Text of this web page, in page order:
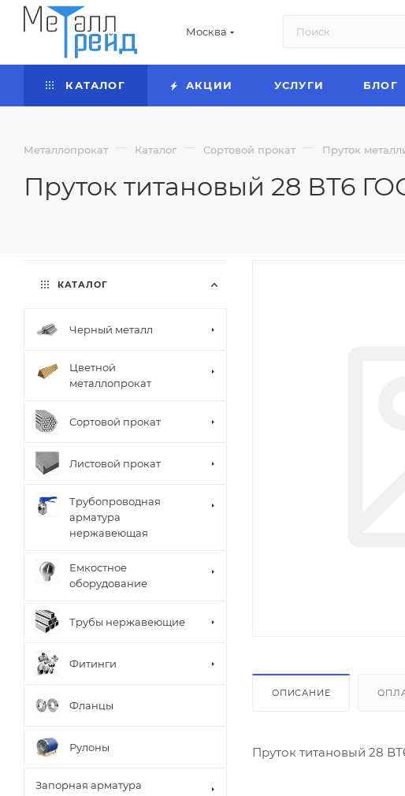
Москва
КАТАЛОГ АКЦИИ УСЛУГИ БЛОГ
Металлопрокат — Каталог — Сортовой прокат — Пруток
Пруток титановый 28 ВТ6
ОПИСАНИЕ
Пруток титановый 28
КАТАЛОГ
Черный металл
Цветной
металлопрокат
Сортовой прокат
Листовой прокат
Трубопроводная
арматура
нержавеющая
Емкостное
оборудование
Трубы нержавеющие
Фитинги
Фланцы
Рулоны
Запорная арматура